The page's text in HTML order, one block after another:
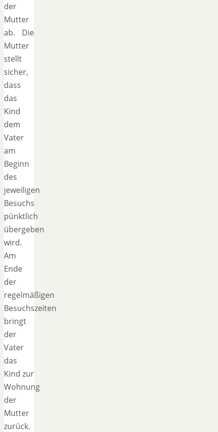
der
Mutter
ab. Die
Mutter
stellt
sicher,
dass
das
Kind
dem
Vater
am
Beginn
des
jeweiligen
Besuchs
pünktlich
übergeben
wird.
Am
Ende
der
regelmäßigen
Besuchszeiten
bringt
der
Vater
das
Kind zur
Wohnung
der
Mutter
zurück.